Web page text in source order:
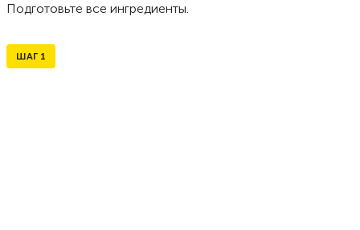
Подготовьте все ингредиенты.
ШАГ 1